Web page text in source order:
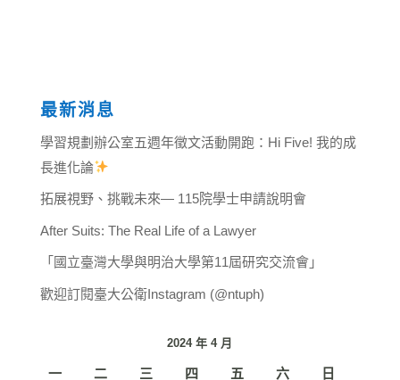
最新消息
學習規劃辦公室五週年徵文活動開跑：Hi Five! 我的成
長進化論
拓展視野、挑戰未來— 115院學士申請說明會
After Suits: The Real Life of a Lawyer
「國立臺灣大學與明治大學第11屆研究交流會」
歡迎訂閱臺大公衛Instagram (@ntuph)
2024 年 4 月
一 二 三 四 五 六 日